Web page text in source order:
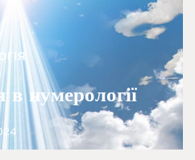
нумерології